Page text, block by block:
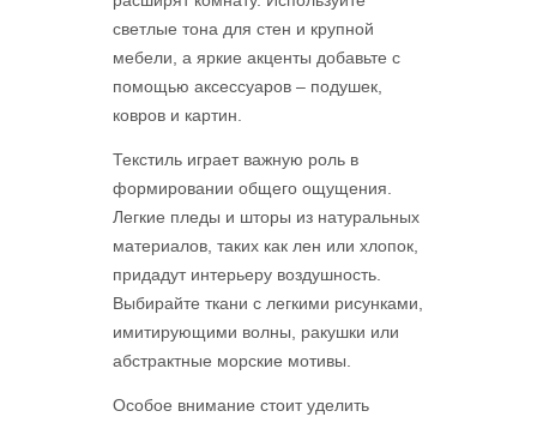
светлые тона для стен и крупной
мебели, а яркие акценты добавьте с
помощью аксессуаров – подушек,
ковров и картин.
Текстиль играет важную роль в
формировании общего ощущения.
Легкие пледы и шторы из натуральных
материалов, таких как лен или хлопок,
придадут интерьеру воздушность.
Выбирайте ткани с легкими рисунками,
имитирующими волны, ракушки или
абстрактные морские мотивы.
Особое внимание стоит уделить